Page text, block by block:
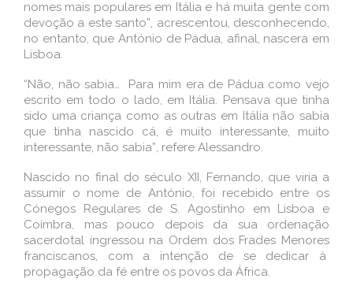
nomes mais populares em Itália e há muita gente com
devoção a este santo”, acrescentou, desconhecendo,
no entanto, que António de Pádua, afinal, nascera em
Lisboa.
“Não, não sabia… Para mim era de Pádua como vejo
escrito em todo o lado, em Itália. Pensava que tinha
sido uma criança como as outras em Itália não sabia
que tinha nascido cá, é muito interessante, muito
interessante, não sabia”, refere Alessandro.
Nascido no final do século XII, Fernando, que viria a
assumir o nome de António, foi recebido entre os
Cónegos Regulares de S. Agostinho em Lisboa e
Coimbra, mas pouco depois da sua ordenação
sacerdotal ingressou na Ordem dos Frades Menores
franciscanos, com a intenção de se dedicar à
propagação da fé entre os povos da África.